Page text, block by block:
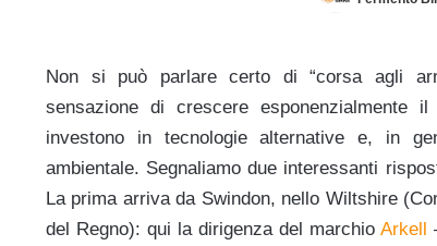
Non si può parlare certo di “corsa agli
sensazione di crescere esponenzialmente
investono in tecnologie alternative e, in
ambientale. Segnaliamo due interessanti
La prima arriva da Swindon, nello Wiltshire
del Regno): qui la dirigenza del marchioArkell